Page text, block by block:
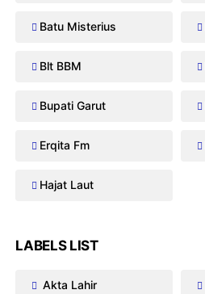
Batu Misterius
Blt BBM
Bupati Garut
Erqita Fm
Hajat Laut
LABELS LIST
Akta Lahir